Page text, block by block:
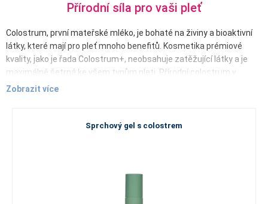
Přírodní síla pro vaši pleť
Colostrum, první mateřské mléko, je bohaté na živiny a bioaktivní
látky, které mají pro pleť mnoho benefitů. Kosmetika prémiové
kvality, jako je řada Colostrum+, neobsahuje zatěžující látky a je
maximálně šetrná ke všem typům pleti. Přírodní colostrum v
těchto produktech zajišťuje komplexní péči o pleť, dodává jí
látek svrchní vrstvou pokožky.
také podporu její obranyschopnosti. Antibakteriální a protizánětlivé
Zobrazit více
Sprchový gel s colostrem